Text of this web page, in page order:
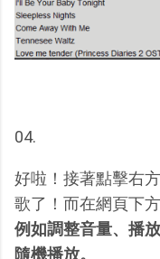
04.
好啦！接著點擊右
歌了！而在網頁下
例如調整音量、播
隨機播放。